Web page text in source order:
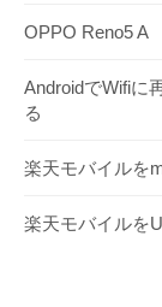
OPPO Reno5 A
AndroidでWifiに
る
楽天モバイルを
楽天モバイルを